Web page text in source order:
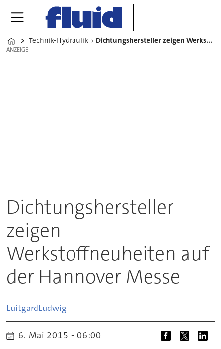
Home
Technik-Hydraulik Dichtungshersteller zeigen Werkstoffneuheiten auf der Hannover Messe
ANZEIGE
ANZEIGE
Dichtungshersteller
zeigen
Werkstoffneuheiten auf
der Hannover Messe
LuitgardLudwig
6. Mai 2015 - 06:00